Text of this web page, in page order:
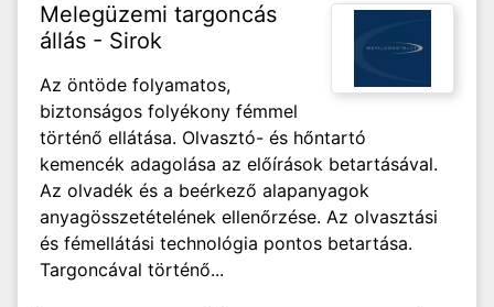
Melegüzemi targoncás
állás - Sirok
Az öntöde folyamatos,
biztonságos folyékony fémmel
történő ellátása. Olvasztó- és hőntartó
kemencék adagolása az előírások betartásával.
Az olvadék és a beérkező alapanyagok
anyagösszetételének ellenőrzése. Az olvasztási
és fémellátási technológia pontos betartása.
Targoncával történő...